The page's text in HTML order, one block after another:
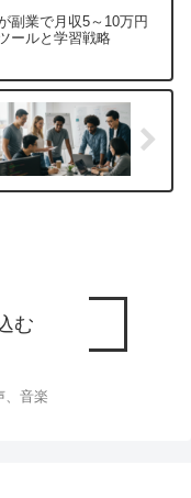
副業で月収5～10万円
ールと学習戦略
む
、音楽